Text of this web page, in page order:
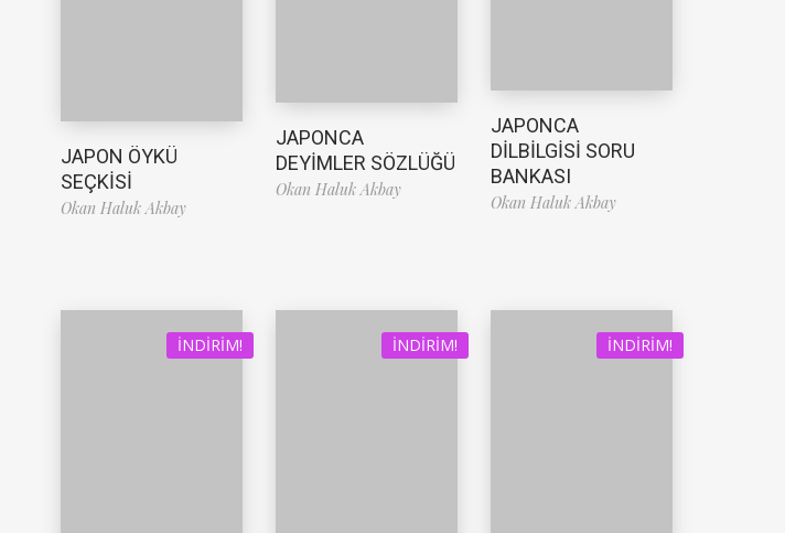
JAPON ÖYKÜ
SEÇKİSİ
Okan Haluk Akbay
JAPONCA
DEYİMLER SÖZLÜĞÜ
Okan Haluk Akbay
JAPONCA
DİLBİLGİSİ SORU
BANKASI
Okan Haluk Akbay
İNDIRIM! İNDIRIM! İNDIRIM!